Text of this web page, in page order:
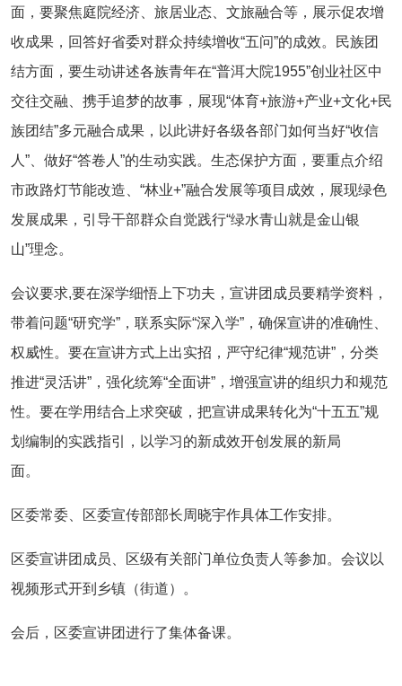
面，要聚焦庭院经济、旅居业态、文旅融合等，展示促农增
收成果，回答好省委对群众持续增收“五问”的成效。民族团
结方面，要生动讲述各族青年在“普洱大院1955”创业社区中
交往交融、携手追梦的故事，展现“体育+旅游+产业+文化+民
族团结”多元融合成果，以此讲好各级各部门如何当好“收信
人”、做好“答卷人”的生动实践。生态保护方面，要重点介绍
市政路灯节能改造、“林业+”融合发展等项目成效，展现绿色
发展成果，引导干部群众自觉践行“绿水青山就是金山银
山”理念。
会议要求,要在深学细悟上下功夫，宣讲团成员要精学资料，
带着问题“研究学”，联系实际“深入学”，确保宣讲的准确性、
权威性。要在宣讲方式上出实招，严守纪律“规范讲”，分类
推进“灵活讲”，强化统筹“全面讲”，增强宣讲的组织力和规范
性。要在学用结合上求突破，把宣讲成果转化为“十五五”规
划编制的实践指引，以学习的新成效开创发展的新局
面。
区委常委、区委宣传部部长周晓宇作具体工作安排。
区委宣讲团成员、区级有关部门单位负责人等参加。会议以
视频形式开到乡镇（街道）。
会后，区委宣讲团进行了集体备课。